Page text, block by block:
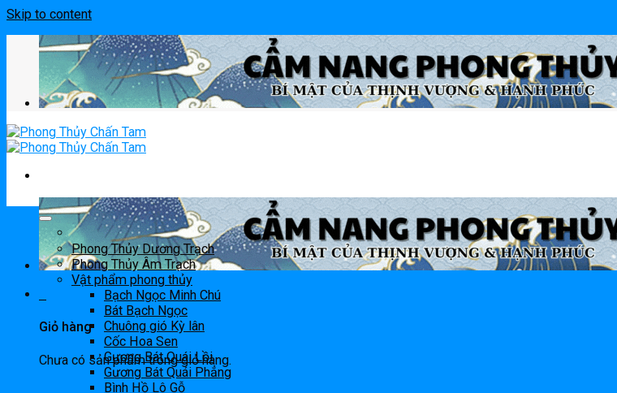
Skip to content
Giỏ hàng
Chưa có sản phẩm trong giỏ hàng.
Phong Thủy Dương Trạch
Phong Thủy Âm Trạch
Vật phẩm phong thủy
Bạch Ngọc Minh Chú
Bát Bạch Ngọc
Chuông gió Kỳ lân
Cốc Hoa Sen
Gương Bát Quái Lồi
Gương Bát Quái Phẳng
Bình Hồ Lô Gỗ